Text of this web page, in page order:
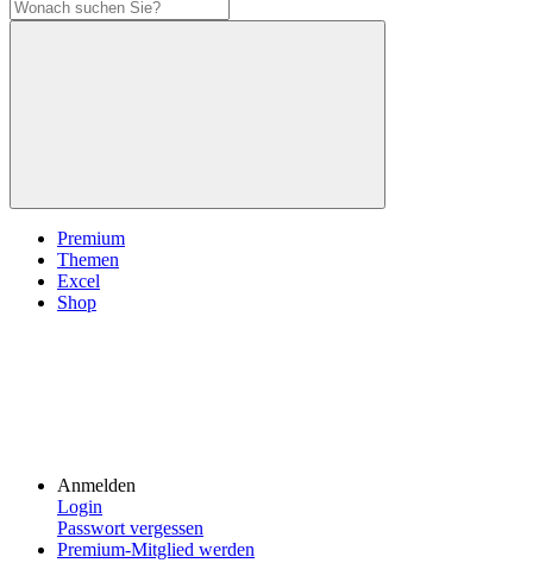
Premium
Themen
Excel
Shop
Anmelden
Login
Passwort vergessen
Premium-Mitglied werden